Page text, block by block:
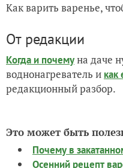
Как варить варенье,
От редакции
Когда и почемуна даче
воднонагреватель и как
редакционный разбор.
Это может быть
Почему в
Осенний рецепт